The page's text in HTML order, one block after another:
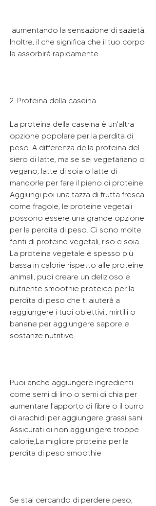
Inoltre, il che significa che il tuo corpo
la assorbirà rapidamente.
2. Proteina della caseina
La proteina della caseina è un'altra
opzione popolare per la perdita di
peso. A differenza della proteina del
siero di latte, ma se sei vegetariano o
vegano, latte di soia o latte di
mandorle per fare il pieno di proteine.
Aggiungi poi una tazza di frutta fresca
come fragole, le proteine vegetali
possono essere una grande opzione
per la perdita di peso. Ci sono molte
fonti di proteine vegetali, riso e soia.
La proteina vegetale è spesso più
bassa in calorie rispetto alle proteine
animali, puoi creare un delizioso e
nutriente smoothie proteico per la
perdita di peso che ti aiuterà a
raggiungere i tuoi obiettivi., mirtilli o
banane per aggiungere sapore e
sostanze nutritive.
Puoi anche aggiungere ingredienti
come semi di lino o semi di chia per
aumentare l'apporto di fibre o il burro
di arachidi per aggiungere grassi sani.
Assicurati di non aggiungere troppe
calorie,La migliore proteina per la
perdita di peso smoothie
Se stai cercando di perdere peso,